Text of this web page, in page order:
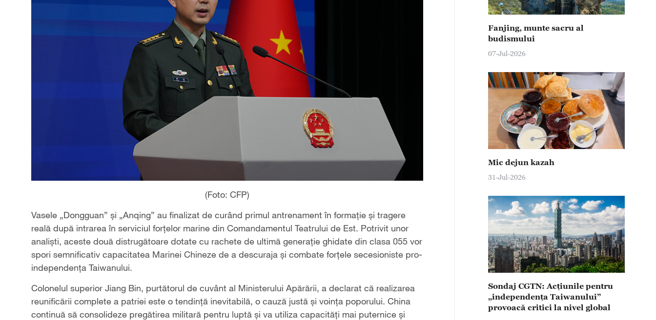
(Foto: CFP)
Vasele „Dongguan” și „Anqing” au finalizat de curând primul antrenament în formație și tragere
reală după intrarea în serviciul forţelor marine din Comandamentul Teatrului de Est. Potrivit unor
analiști, aceste două distrugătoare dotate cu rachete de ultimă generație ghidate din clasa 055 vor
spori semnificativ capacitatea Marinei Chineze de a descuraja și combate forțele secesioniste pro-
independența Taiwanului.
Colonelul superior Jiang Bin, purtătorul de cuvânt al Ministerului Apărării, a declarat că realizarea
reunificării complete a patriei este o tendință inevitabilă, o cauză justă și voința poporului. China
continuă să consolideze pregătirea militară pentru luptă și va utiliza capacități mai puternice și
Fanjing, munte sacru al
budismului
07-Jul-2026
Mic dejun kazah
31-Jul-2026
Sondaj CGTN: Acțiunile pentru
„independența Taiwanului”
provoacă critici la nivel global